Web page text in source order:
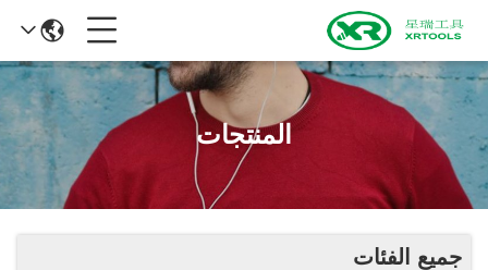
المنتجات
جميع الفئات